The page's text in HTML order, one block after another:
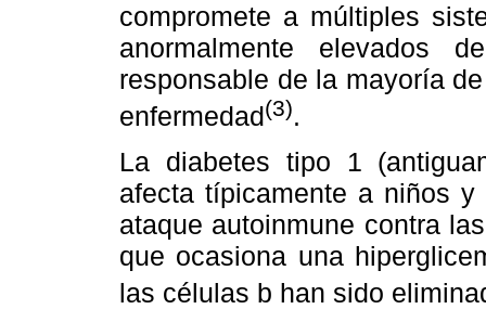
compromete a múltiples
anormalmente elevados
responsable de la mayoría
enfermedad(3).
La diabetes tipo 1
afecta típicamente a niños
ataque autoinmune contra
que ocasiona una
las células b han sido